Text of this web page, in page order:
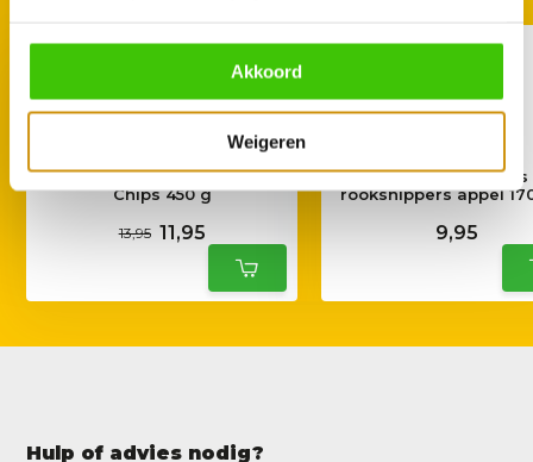
Akkoord
Weigeren
Jack Daniel's Wood Smoking
Chips 450 g
13,95 11,95
Smokin’ Flavours
rooksnippers appel
9,95
Hulp of advies nodig?